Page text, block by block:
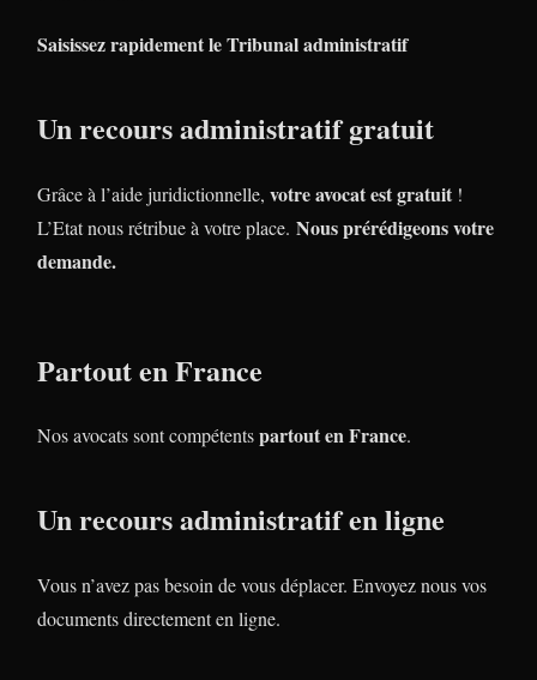
Saisissez rapidement le Tribunal administratif
Un recours administratif gratuit
Grâce à l’aide juridictionnelle, votre avocat est gratuit !
L’Etat nous rétribue à votre place. Nous prérédigeons votre
demande.
Partout en France
Nos avocats sont compétentspartout en France.
Un recours administratif en ligne
Vous n’avez pas besoin de vous déplacer. Envoyez nous vos
documents directement en ligne.